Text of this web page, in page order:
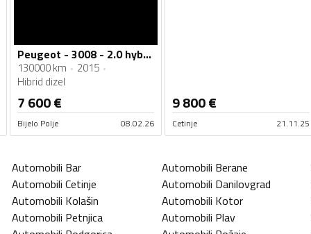
Peugeot - 3008 - 2.0 hybrid
130000 km
2015
Hibrid dizel
7 600€
Bijelo Polje 08.02.26
9 800€
Cetinje 21.11.25
Automobili Bar Automobili Berane
Automobili Cetinje Automobili Danilovgrad
Automobili Kolašin Automobili Kotor
Automobili Petnjica Automobili Plav